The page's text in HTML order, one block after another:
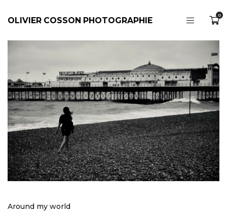
OLIVIER COSSON PHOTOGRAPHIE
0
Around my world